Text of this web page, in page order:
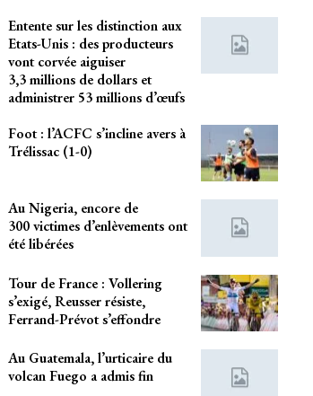
Entente sur les distinction aux
Etats-Unis : des producteurs
vont corvée aiguiser
3,3 millions de dollars et
administrer 53 millions d’œufs
Foot : l’ACFC s’incline avers à
Trélissac (1-0)
Au Nigeria, encore de
300 victimes d’enlèvements ont
été libérées
Tour de France : Vollering
s’exigé, Reusser résiste,
Ferrand-Prévot s’effondre
Au Guatemala, l’urticaire du
volcan Fuego a admis fin